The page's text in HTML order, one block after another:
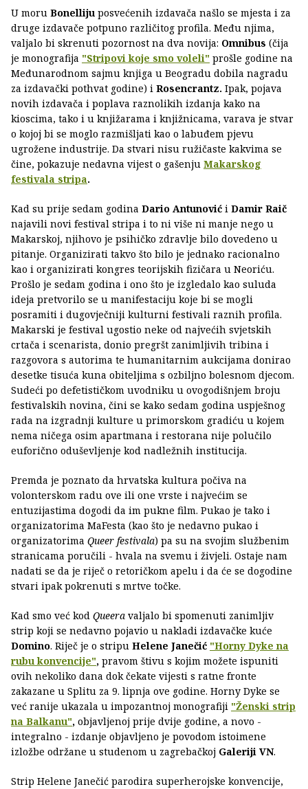
U moru Bonelliju posvećenih izdavača našlo se mjesta i za
druge izdavače potpuno različitog profila. Među njima,
valjalo bi skrenuti pozornost na dva novija: Omnibus (čija
je monografija "Stripovi koje smo voleli" prošle godine na
Međunarodnom sajmu knjiga u Beogradu dobila nagradu
za izdavački pothvat godine) i Rosencrantz. Ipak, pojava
novih izdavača i poplava raznolikih izdanja kako na
kioscima, tako i u knjižarama i knjižnicama, varava je stvar
o kojoj bi se moglo razmišljati kao o labuđem pjevu
ugrožene industrije. Da stvari nisu ružičaste kakvima se
čine, pokazuje nedavna vijest o gašenju Makarskog
festivala stripa.
Kad su prije sedam godina Dario Antunović i Damir Raič
najavili novi festival stripa i to ni više ni manje nego u
Makarskoj, njihovo je psihičko zdravlje bilo dovedeno u
pitanje. Organizirati takvo što bilo je jednako racionalno
kao i organizirati kongres teorijskih fizičara u Neoriću.
Prošlo je sedam godina i ono što je izgledalo kao suluda
ideja pretvorilo se u manifestaciju koje bi se mogli
posramiti i dugovječniji kulturni festivali raznih profila.
Makarski je festival ugostio neke od najvećih svjetskih
crtača i scenarista, donio pregršt zanimljivih tribina i
razgovora s autorima te humanitarnim aukcijama donirao
desetke tisuća kuna obiteljima s ozbiljno bolesnom djecom.
Sudeći po defetističkom uvodniku u ovogodišnjem broju
festivalskih novina, čini se kako sedam godina uspješnog
rada na izgradnji kulture u primorskom gradiću u kojem
nema ničega osim apartmana i restorana nije polučilo
euforično oduševljenje kod nadležnih institucija.
Premda je poznato da hrvatska kultura počiva na
volonterskom radu ove ili one vrste i najvećim se
entuzijastima dogodi da im pukne film. Pukao je tako i
organizatorima MaFesta (kao što je nedavno pukao i
organizatorima Queer festivala) pa su na svojim službenim
stranicama poručili - hvala na svemu i živjeli. Ostaje nam
nadati se da je riječ o retoričkom apelu i da će se dogodine
stvari ipak pokrenuti s mrtve točke.
Kad smo već kod Queera valjalo bi spomenuti zanimljiv
strip koji se nedavno pojavio u nakladi izdavačke kuće
Domino. Riječ je o stripu Helene Janečić "Horny Dyke na
rubu konvencije", pravom štivu s kojim možete ispuniti
ovih nekoliko dana dok čekate vijesti s ratne fronte
zakazane u Splitu za 9. lipnja ove godine. Horny Dyke se
već ranije ukazala u impozantnoj monografiji "Ženski strip
na Balkanu", objavljenoj prije dvije godine, a novo -
integralno - izdanje objavljeno je povodom istoimene
izložbe održane u studenom u zagrebačkoj Galeriji VN.
Strip Helene Janečić parodira superherojske konvencije,